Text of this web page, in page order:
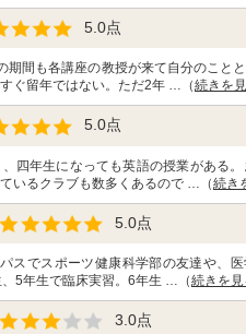
5.0点
期間も各講座の教授が来て自分のこと
ぐ留年ではない。ただ2年 …（続きを
5.0点
四年生になっても英語の授業がある
いるクラブも数多くあるので …（続き
5.0点
スでスポーツ健康科学部の友達や、
5年生で臨床実習。6年生 …（続きを見
3.0点